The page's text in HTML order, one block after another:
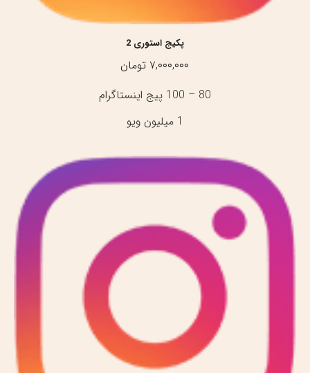
پکیج استوری 2
۷,۰۰۰,۰۰۰ تومان
80 – 100 پیج اینستاگرام
1 میلیون ویو